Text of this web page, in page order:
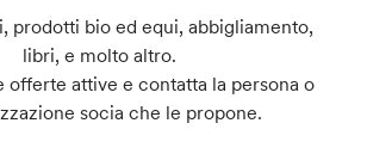
prodotti bio ed equi, abbigliamento,
libri, e molto altro.
offerte attive e contatta la persona o
socia che le propone.